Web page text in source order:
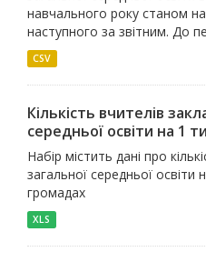
навчального року станом
наступного за звітним. До
CSV
Кількість вчителів
середньої освіти на 1
Набір містить дані про
загальної середньої освіти
громадах
XLS